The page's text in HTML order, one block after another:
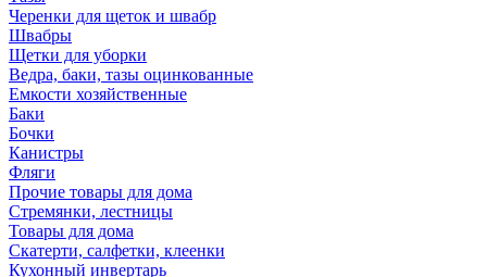
Черенки для щеток и швабр
Швабры
Щетки для уборки
Ведра, баки, тазы оцинкованные
Емкости хозяйственные
Баки
Бочки
Канистры
Фляги
Прочие товары для дома
Стремянки, лестницы
Товары для дома
Скатерти, салфетки, клеенки
Кухонный инвертарь